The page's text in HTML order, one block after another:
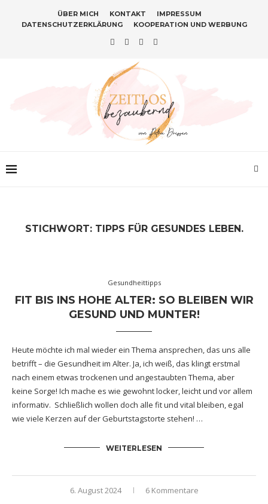
ÜBER MICH KONTAKT
IMPRESSUM
DATENSCHUTZERKLÄRUNG
KOOPERATION UND WERBUNG
STICHWORT: TIPPS FÜR GESUNDES LEBEN.
Gesundheittipps
FIT BIS INS HOHE ALTER: SO BLEIBEN WIR
GESUND UND MUNTER!
Heute möchte ich mal wieder ein Thema ansprechen, das uns alle
betrifft – die Gesundheit im Alter. Ja, ich weiß, das klingt erstmal
nach einem etwas trockenen und angestaubten Thema, aber
keine Sorge! Ich mache es wie gewohnt locker, leicht und vor allem
informativ. Schließlich wollen doch alle fit und vital bleiben, egal
wie viele Kerzen auf der Geburtstagstorte stehen! …
WEITERLESEN
6. August 2024 6 Kommentare